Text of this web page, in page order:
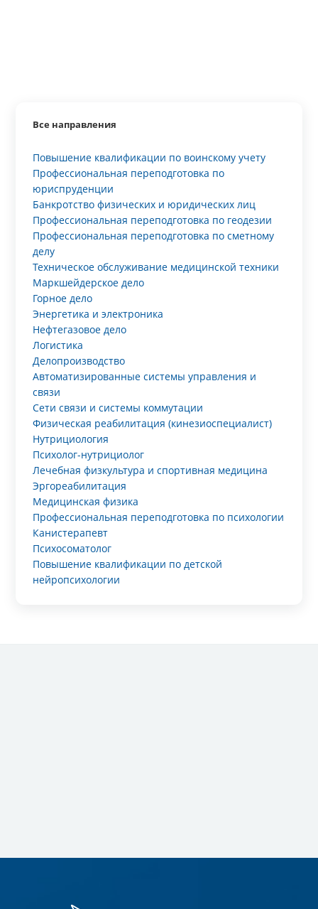
Все направления
Повышение квалификации по воинскому учету
Профессиональная переподготовка по
юриспруденции
Банкротство физических и юридических лиц
Профессиональная переподготовка по геодезии
Профессиональная переподготовка по сметному
делу
Техническое обслуживание медицинской техники
Маркшейдерское дело
Горное дело
Энергетика и электроника
Нефтегазовое дело
Логистика
Делопроизводство
Автоматизированные системы управления и
связи
Сети связи и системы коммутации
Физическая реабилитация (кинезиоспециалист)
Нутрициология
Психолог-нутрициолог
Лечебная физкультура и спортивная медицина
Эргореабилитация
Медицинская физика
Профессиональная переподготовка по психологии
Канистерапевт
Психосоматолог
Повышение квалификации по детской
нейропсихологии